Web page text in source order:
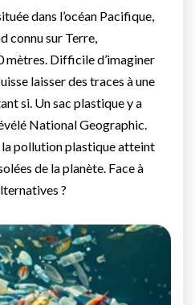
dans l’océan Pacifique,
connu sur Terre,
mètres. Difficile d’imaginer
laisser des traces à une
si. Un sac plastique y a
National Geographic.
pollution plastique atteint
de la planète. Face à
?